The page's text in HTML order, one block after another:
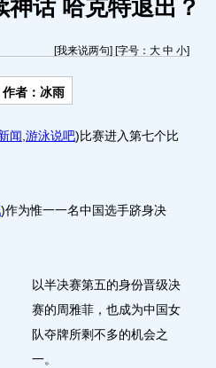
话 哈克特退出？
[我来说两句] [字号： 大 中 小]
者：冰雨
闻 游泳说吧)比赛进入第七个比
)作为惟一一名中国选手跻身决
以半决赛第五的身份晋级决
赛的周雅菲，也成为中国女
队夺牌所剩不多的机会之
一。